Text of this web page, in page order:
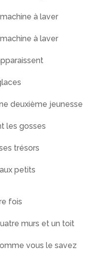
à laver
à laver
deuxième jeunesse
les gosses
trésors
petits
fois
murs et un toit
vous le savez